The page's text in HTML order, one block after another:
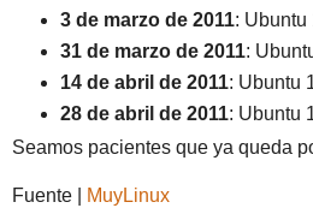
3 de marzo de 2011: Ubuntu
31 de marzo de 2011:
14 de abril de 2011: Ubuntu
28 de abril de 2011: Ubuntu
Seamos pacientes que ya queda
Fuente | MuyLinux